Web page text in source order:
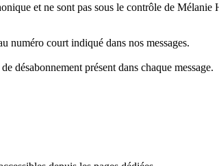
et ne sont pas sous le contrôle de
numéro court indiqué dans nos messages.
désabonnement présent dans chaque message.